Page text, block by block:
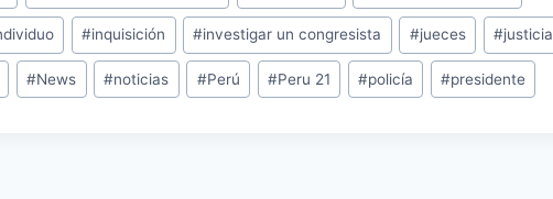
#inquisición #investigar un congresista #jueces #justicia
#News #noticias #Perú #Peru 21 #policía #presidente